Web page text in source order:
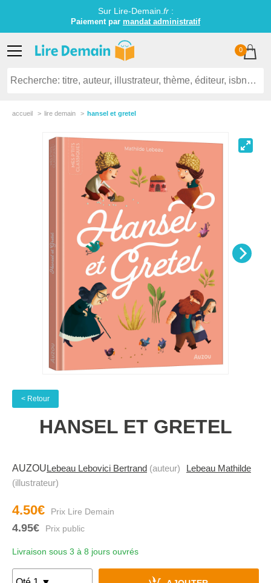
Sur Lire-Demain. fr:
Paiement par mandat administratif
0
accueil lire demain hansel et gretel
< Retour
HANSEL ET GRETEL
AUZOULebeau Lebovici Bertrand (auteur)
Lebeau Mathilde
(illustrateur)
4.50€
4.95€
Livraison sous 3 à 8 jours ouvrés